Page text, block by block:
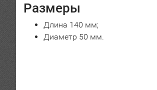
Размеры
Длина 140 мм;
Диаметр 50 мм.